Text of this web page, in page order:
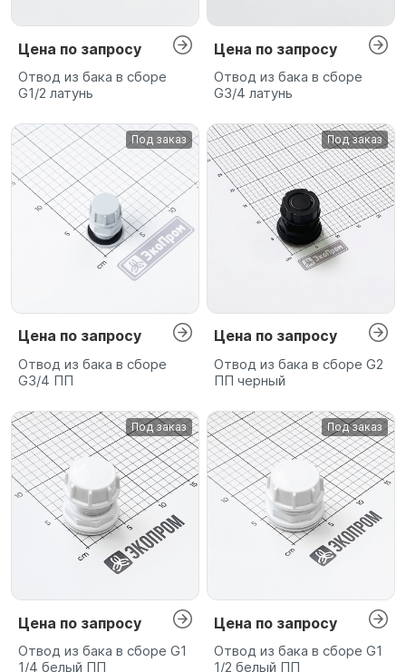
Цена по запросу
Отвод из бака в сборе
G1/2 латунь
Цена по запросу
Отвод из бака в сборе
G3/4 латунь
Под заказ
Цена по запросу
Отвод из бака в сборе
G3/4 ПП
Под заказ
Цена по запросу
Отвод из бака в сборе G2
ПП черный
Под заказ
Цена по запросу
Отвод из бака в сборе G1
1/4 белый ПП
Под заказ
Цена по запросу
Отвод из бака в сборе G1
1/2 белый ПП